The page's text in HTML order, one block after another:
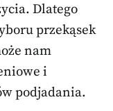
Dlatego
przekąsek
nam
i
podjadania.